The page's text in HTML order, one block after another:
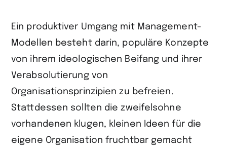
Ein produktiver Umgang mit Management-
Modellen besteht darin, populäre Konzepte
von ihrem ideologischen Beifang und ihrer
Verabsolutierung von
Organisationsprinzipien zu befreien.
Stattdessen sollten die zweifelsohne
vorhandenen klugen, kleinen Ideen für die
eigene Organisation fruchtbar gemacht